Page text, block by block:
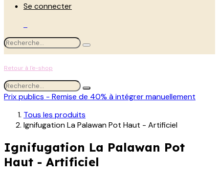
Se connecter
Retour à l'e-shop
Prix publics - Remise de 40% à intégrer manuellement
Tous les produits
Ignifugation La Palawan Pot Haut - Artificiel
Ignifugation La Palawan Pot
Haut - Artificiel